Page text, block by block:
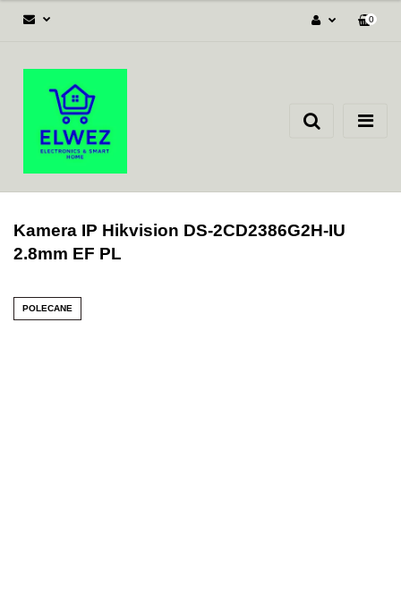
Zgody cookies
0
Kamera IP Hikvision DS-2CD2386G2H-IU
2.8mm EF PL
POLECANE